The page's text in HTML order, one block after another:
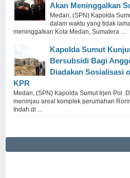
Akan Meninggalkan
Medan, (SPN) Kapolda
dalam waktu yang tidak
meninggalkan Kota Medan, Sumatera ...
Kapolda Sumut
Bersubsidi Bagi
Diadakan Sosialisasi
KPR
Medan, (SPN) Kapolda Sumut Irjen Pol.
meninjau areal komplek perumahan
Indah di ...